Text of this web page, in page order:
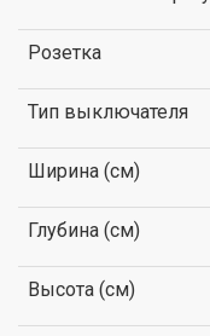
Розетка
Тип выключателя
Ширина (см)
Глубина (см)
Высота (см)